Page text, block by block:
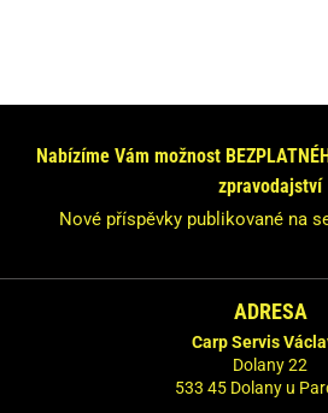
Odpovíme Vám
Vaše údaje nebudeme
Nabízíme Vám možnost
zpravodajství
Nové příspěvky publikované na
ADRESA
Carp Servis
Dolany 22
533 45 Dolany u